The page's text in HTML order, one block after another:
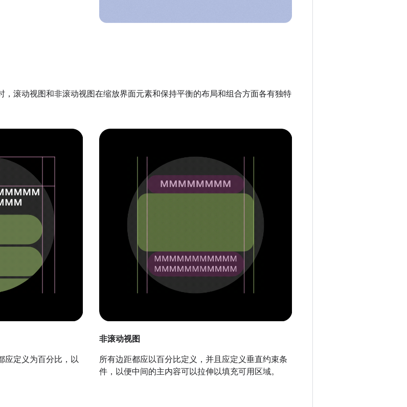
，滚动视图和非滚动视图在缩放界面元素和保持平衡的布局和组合方面各有独特
应定义为百分比，以
非滚动视图
所有边距都应以百分比定义，并且应定义垂直约束条
件，以便中间的主内容可以拉伸以填充可用区域。